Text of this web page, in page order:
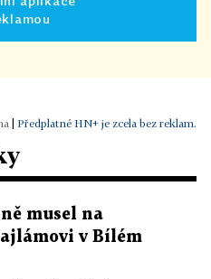
Předplatné HN+ je zcela bez reklam.
musel na
v Bílém